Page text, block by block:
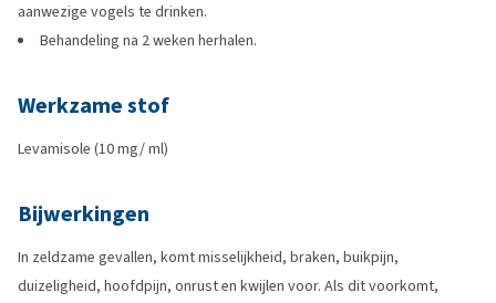
aanwezige vogels te drinken.
Behandeling na 2 weken herhalen.
Werkzame stof
Levamisole (10 mg/ ml)
Bijwerkingen
In zeldzame gevallen, komt misselijkheid, braken, buikpijn,
duizeligheid, hoofdpijn, onrust en kwijlen voor. Als dit voorkomt,